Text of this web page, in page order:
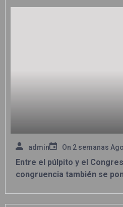
admin On 2 semanas Ago
Entre el púlpito y el
congruencia también se